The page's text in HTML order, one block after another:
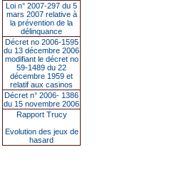
Loi n° 2007-297 du 5
mars 2007 relative à
la prévention de la
délinquance
Décret no 2006-1595
du 13 décembre 2006
modifiant le décret no
59-1489 du 22
décembre 1959 et
relatif aux casinos
Décret n° 2006- 1386
du 15 novembre 2006
Rapport Trucy
Evolution des jeux de
hasard